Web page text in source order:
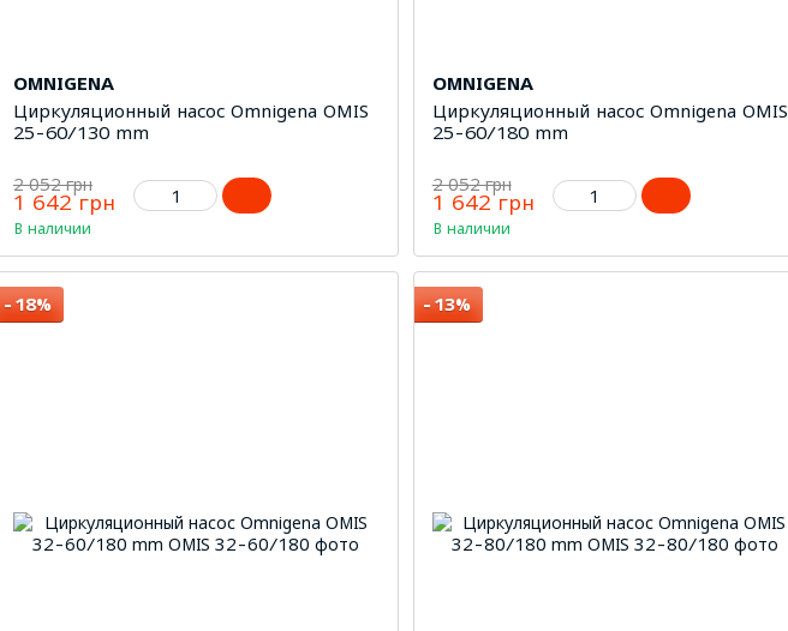
OMNIGENA
Циркуляционный насос Omnigena OMIS
25-60/130 mm
2 052 грн
1 642 грн
В наличии
OMNIGENA
Циркуляционный насос Omnigena OMIS
25-60/180 mm
2 052 грн
1 642 грн
В наличии
−18% −13%